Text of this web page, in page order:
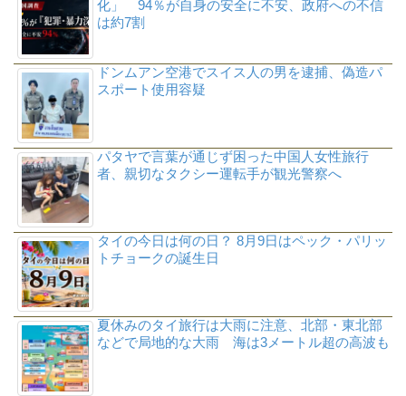
化」 94％が自身の安全に不安、政府への不信
は約7割
ドンムアン空港でスイス人の男を逮捕、偽造パ
スポート使用容疑
パタヤで言葉が通じず困った中国人女性旅行
者、親切なタクシー運転手が観光警察へ
タイの今日は何の日？ 8月9日はペック・パリッ
トチョークの誕生日
夏休みのタイ旅行は大雨に注意、北部・東北部
などで局地的な大雨 海は3メートル超の高波も